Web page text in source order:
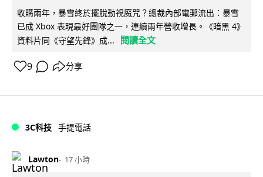
收購兩年，暴雪終於擺脫動視魔咒？總裁內部電郵流出：暴雪
已成 Xbox 表現最好團隊之一，連續兩年營收增長。《暗黑 4》
資料片同《守望先鋒》成...
閱讀全文
9 分享
3C科技 手提電話
Lawton 17 小時